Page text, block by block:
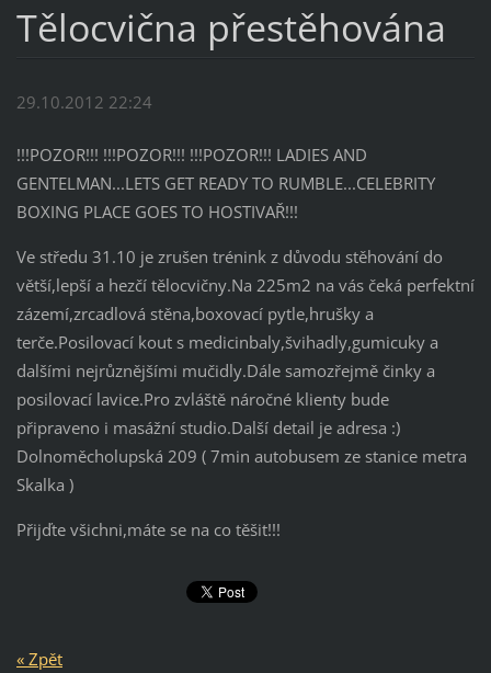
Tělocvična přestěhována
29.10.2012 22:24
!!!POZOR!!! !!!POZOR!!! !!!POZOR!!! LADIES AND
GENTELMAN...LETS GET READY TO RUMBLE...CELEBRITY
BOXING PLACE GOES TO HOSTIVAŘ!!!
Ve středu 31.10 je zrušen trénink z důvodu stěhování do
větší,lepší a hezčí tělocvičny.Na 225m2 na vás čeká perfektní
zázemí,zrcadlová stěna,boxovací pytle,hrušky a
terče.Posilovací kout s medicinbaly,švihadly,gumicuky a
dalšími nejrůznějšími mučidly.Dále samozřejmě činky a
posilovací lavice.Pro zvláště náročné klienty bude
připraveno i masážní studio.Další detail je adresa :)
Dolnoměcholupská 209 ( 7min autobusem ze stanice metra
Skalka )
Přijďte všichni,máte se na co těšit!!!
« Zpět